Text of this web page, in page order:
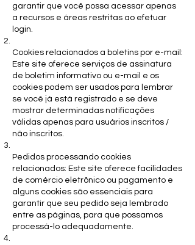
garantir que você possa acessar apenas
a recursos e áreas restritas ao efetuar
login.
Cookies relacionados a boletins por e-mail:
Este site oferece serviços de assinatura
de boletim informativo ou e-mail e os
cookies podem ser usados ​​para lembrar
se você já está registrado e se deve
mostrar determinadas notificações
válidas apenas para usuários inscritos /
não inscritos.
Pedidos processando cookies
relacionados: Este site oferece facilidades
de comércio eletrônico ou pagamento e
alguns cookies são essenciais para
garantir que seu pedido seja lembrado
entre as páginas, para que possamos
processá-lo adequadamente.